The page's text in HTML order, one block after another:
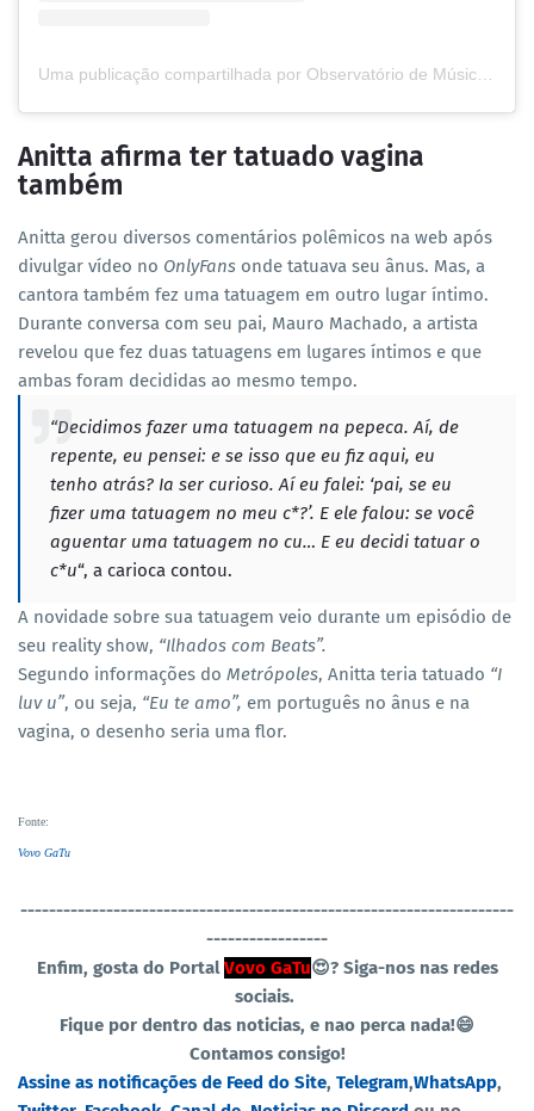
Anitta afirma ter tatuado vagina
também
Anitta gerou diversos comentários polêmicos na web após
divulgar vídeo no OnlyFans onde tatuava seu ânus. Mas, a
cantora também fez uma tatuagem em outro lugar íntimo.
Durante conversa com seu pai, Mauro Machado, a artista
revelou que fez duas tatuagens em lugares íntimos e que
ambas foram decididas ao mesmo tempo.
“Decidimos fazer uma tatuagem na pepeca. Aí, de
repente, eu pensei: e se isso que eu fiz aqui, eu
tenho atrás? Ia ser curioso. Aí eu falei: ‘pai, se eu
fizer uma tatuagem no meu c*?’. E ele falou: se você
aguentar uma tatuagem no cu… E eu decidi tatuar o
c*u“, a carioca contou.
A novidade sobre sua tatuagem veio durante um episódio de
seu reality show, “Ilhados com Beats”.
Segundo informações do Metrópoles, Anitta teria tatuado “I
luv u”, ou seja, “Eu te amo”, em português no ânus e na
vagina, o desenho seria uma flor.
Fonte:
Vovo GaTu
---------------------------------------------------------------------
-----------------
Enfim, gosta do PortalVovo GaTu😍? Siga-nos nas redes
sociais.
Fique por dentro das noticias, e nao perca nada!😄
Contamos consigo!
Assine as notificações de Feed do Site, Telegram,WhatsApp,